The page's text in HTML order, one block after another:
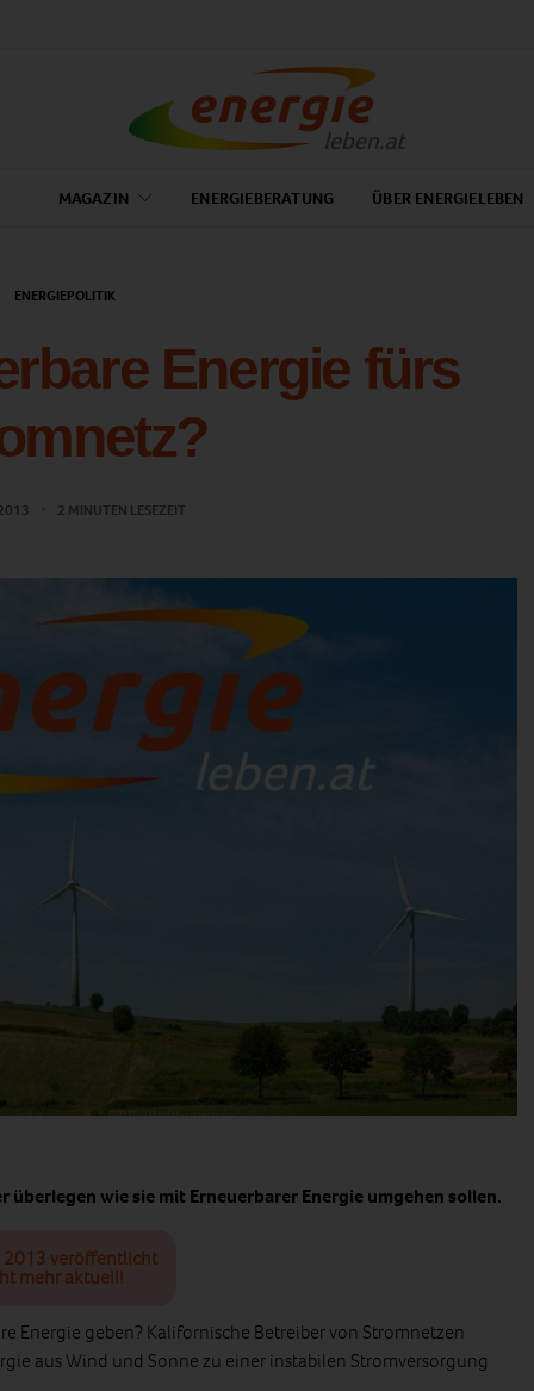
MAGAZIN ENERGIEBERATUNG ÜBER ENERGIELEBEN
ENERGIEPOLITIK
Energie fürs
2 MINUTEN LESEZEIT
wie sie mit Erneuerbarer Energie umgehen sollen.
2013 veröffentlicht
mehr aktuell!
Energie geben? Kalifornische Betreiber von Stromnetzen
aus Wind und Sonne zu einer instabilen Stromversorgung